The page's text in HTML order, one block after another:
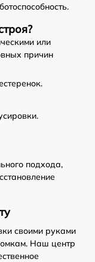
или
причин
подхода,
своими руками
Наш центр